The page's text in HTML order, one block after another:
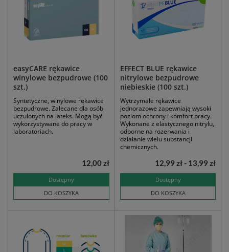
easyCARE rękawice
winylowe bezpudrowe (100
szt.)
Syntetyczne, winylowe rękawice
bezpudrowe. Zalecane dla osób
uczulonych na lateks. Mogą być
wykorzystywane do pracy w
laboratoriach.
Dostępny
DO KOSZYKA
12,00 zł
EFFECT BLUE rękawice
nitrylowe bezpudrowe
niebieskie (100 szt.)
Wytrzymałe rękawice
jednorazowe zapewniają wysoki
poziom ochrony i komfort pracy.
Wykonane z elastycznego nitrylu,
odporne na rozerwania i
działanie wielu substancji
chemicznych.
Dostępny
DO KOSZYKA
12,99 zł - 13,99 zł